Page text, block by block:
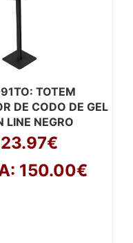
: TOTEM
DE CODO DE GEL
LINE NEGRO
150.00€